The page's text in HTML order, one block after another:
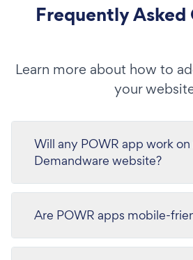
Frequently Asked
Learn more about how to
your
Will any POWR app work
Demandware website?
Are POWR apps mobile-